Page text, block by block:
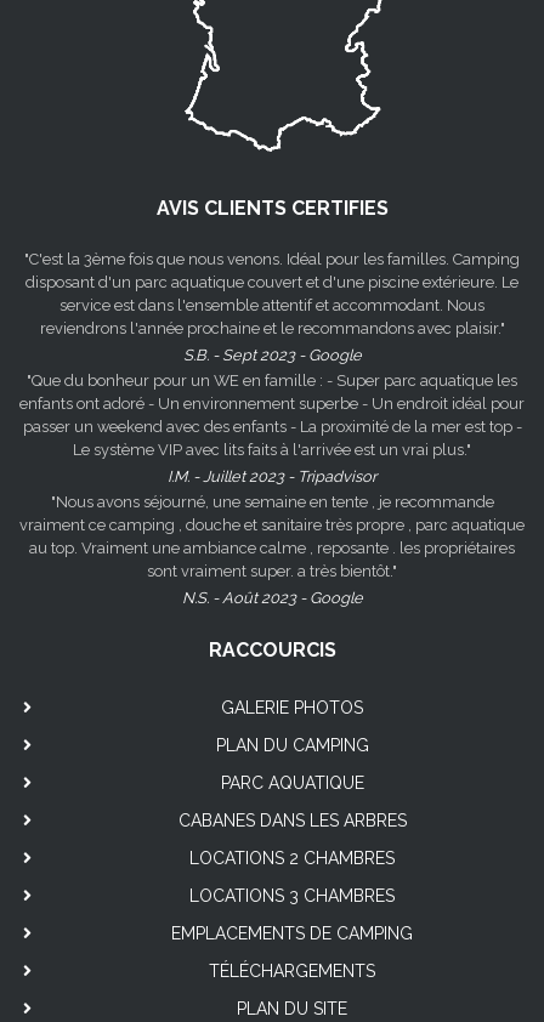
AVIS CLIENTS CERTIFIES
"C'est la 3ème fois que nous venons. Idéal pour les familles. Camping
disposant d'un parc aquatique couvert et d'une piscine extérieure. Le
service est dans l'ensemble attentif et accommodant. Nous
reviendrons l'année prochaine et le recommandons avec plaisir."
S.B. - Sept 2023 - Google
"Que du bonheur pour un WE en famille : - Super parc aquatique les
enfants ont adoré - Un environnement superbe - Un endroit idéal pour
passer un weekend avec des enfants - La proximité de la mer est top -
Le système VIP avec lits faits à l'arrivée est un vrai plus."
I.M. - Juillet 2023 - Tripadvisor
"Nous avons séjourné, une semaine en tente , je recommande
vraiment ce camping , douche et sanitaire très propre , parc aquatique
au top. Vraiment une ambiance calme , reposante . les propriétaires
sont vraiment super. a très bientôt."
N.S. - Août 2023 - Google
RACCOURCIS
GALERIE PHOTOS
PLAN DU CAMPING
PARC AQUATIQUE
CABANES DANS LES ARBRES
LOCATIONS 2 CHAMBRES
LOCATIONS 3 CHAMBRES
EMPLACEMENTS DE CAMPING
TÉLÉCHARGEMENTS
PLAN DU SITE